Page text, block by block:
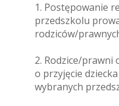
1. Postępowanie
przedszkolu
rodziców/
2. Rodzice/prawni
o przyjęcie
wybranych